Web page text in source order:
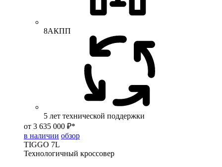
8АКПП
5 лет технической поддержки
от 3 635 000 ₽*
в наличии обзор
TIGGO 7L
Технологичный кроссовер